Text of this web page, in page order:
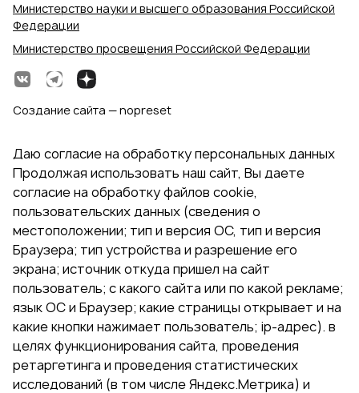
Министерство науки и высшего образования Российской
Федерации
Министерство просвещения Российской Федерации
Создание сайта — nopreset
Даю согласие на обработку персональных данных
Продолжая использовать наш сайт, Вы даете
согласие на обработку файлов cookie,
пользовательских данных (сведения о
местоположении; тип и версия ОС, тип и версия
Браузера; тип устройства и разрешение его
экрана; источник откуда пришел на сайт
пользователь; с какого сайта или по какой рекламе;
язык ОС и Браузер; какие страницы открывает и на
какие кнопки нажимает пользователь; ip-адрес). в
целях функционирования сайта, проведения
ретаргетинга и проведения статистических
исследований (в том числе Яндекс.Метрика) и